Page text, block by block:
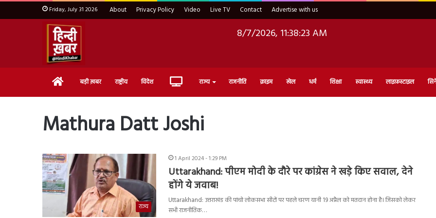
Friday, July 31 2026 About Privacy Policy Video Live TV Contact Advertise with us
8/7/2026, 11:38:24 AM
Home बड़ी ख़बर राष्ट्रीय विदेश Live राज्य राजनीति क्राइम खेल धर्म शिक्षा स्वास्थ्य लाइफ़स्टाइल
Mathura Datt Joshi
राज्य
1 April 2024 - 1:29 PM
Uttarakhand: पीएम मोदी के दौरे पर कांग्रेस ने खड़े किए सवाल, देने
होंगे ये जवाब!
Uttarakhand: उत्तराखंड की पांचो लोकसभा सीटों पर पहले चरण यानी 19 अप्रैल को मतदान होना है। जिसको लेकर
सभी राजनीतिक…